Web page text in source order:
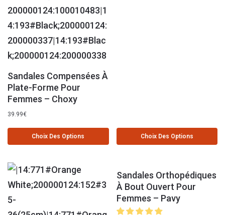
Sandales Compensées À
Plate-Forme Pour
Femmes – Choxy
39.99€
Choix Des Options Choix Des Options
Sandales Orthopédiques
À Bout Ouvert Pour
Femmes – Pavy